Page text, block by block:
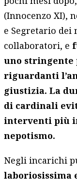
(Innocenzo XI),
e Segretario
collaboratori, e
uno
riguardanti
giustizia. La
di cardinali
interventi più
nepotismo.
Negli incarichi
laboriosissima